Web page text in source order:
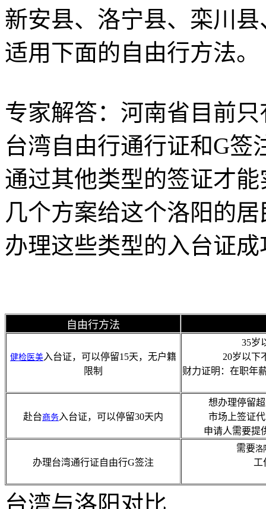
新安县、洛宁县、栾川
适用下面的自由行方法。
专家解答：河南省目前
台湾自由行通行证和G签
通过其他类型的签证才
几个方案给这个洛阳的
办理这些类型的入台证
自由行方法
健检 医美入台证，可以停留15天，无户籍
限制
35岁
20岁以下
财力证明：在职年
赴台商务入台证，可以停留30天内
想办理停留
市场上签证
申请人需要提
办理台湾通行证自由行G签注
需要洛
工